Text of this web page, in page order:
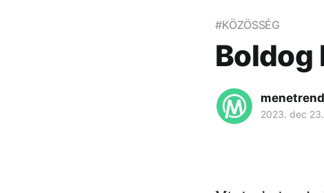
#KÖZÖSSÉG
Boldog
2023. dec 23.